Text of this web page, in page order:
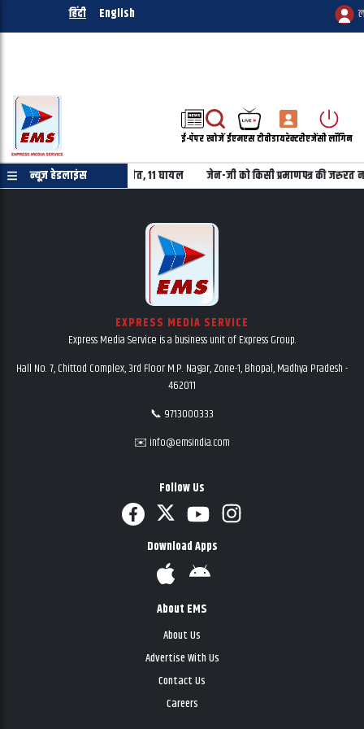
हिंदी English
ई-पेपरखोजेंईएमएस टीवीडायरेक्टरीएजेंसी लॉगिन
न्यूज़ हेडलाइंस
बस खाई में गिरी, 7 की मौत, 11 घायल जेन-जी को किसी प्रमाणपत्र की जरुरत
EXPRESS MEDIA SERVICE
Express Media Service is a business unit of Express Group.
Hall No. 7, Chittod Complex, 3rd Floor M.P. Nagar, Zone-1, Bhopal, Madhya Pradesh -
462011
📞 9713000333
✉️ info@emsindia.com
Follow Us
Download Apps
About EMS
About Us
Advertise With Us
Contact Us
Careers